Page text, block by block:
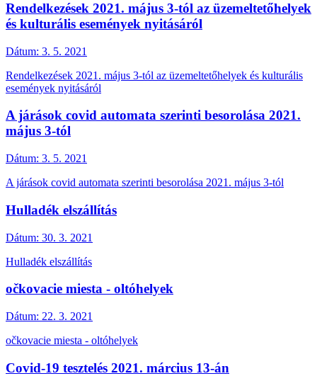
Rendelkezések 2021. május 3-tól az üzemeltetőhelyek
és kulturális események nyitásáról
Dátum: 3. 5. 2021
Rendelkezések 2021. május 3-tól az üzemeltetőhelyek és kulturális
események nyitásáról
A járások covid automata szerinti besorolása 2021.
május 3-tól
Dátum: 3. 5. 2021
A járások covid automata szerinti besorolása 2021. május 3-tól
Hulladék elszállítás
Dátum: 30. 3. 2021
Hulladék elszállítás
očkovacie miesta - oltóhelyek
Dátum: 22. 3. 2021
očkovacie miesta - oltóhelyek
Covid-19 tesztelés 2021. március 13-án